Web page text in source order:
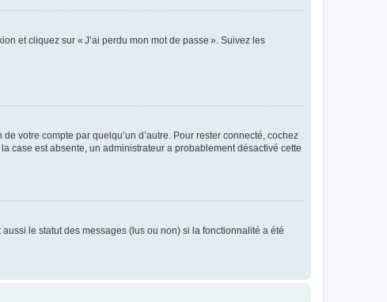
et cliquez sur « J’ai perdu mon mot de passe ». Suivez les
votre compte par quelqu’un d’autre. Pour rester connecté, cochez
case est absente, un administrateur a probablement désactivé cette
le statut des messages (lus ou non) si la fonctionnalité a été